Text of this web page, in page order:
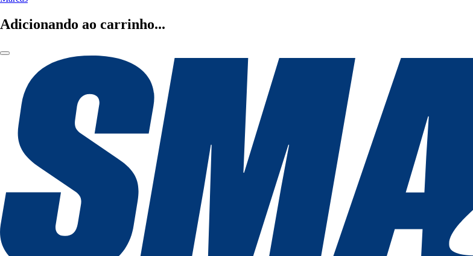
Adicionando ao carrinho...